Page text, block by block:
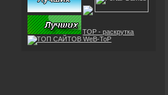
TOP - раскрутка